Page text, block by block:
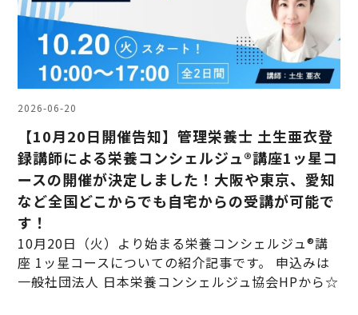
2026-06-20
【10月20日開催告知】管理栄養士 土生亜衣登
録講師による栄養コンシェルジュ®講座1ッ星コ
ースの開催が決定しました！大阪や東京、愛知
など全国どこからでも自宅からの受講が可能で
す！
10月20日（火）より始まる栄養コンシェルジュ®講
座 1ッ星コースについての紹介記事です。 申込みは
一般社団法人 日本栄養コンシェルジュ協会HPから☆